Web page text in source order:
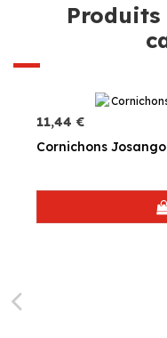
Produits
11,44 €
Cornichons